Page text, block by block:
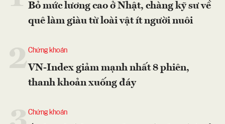
Bỏ mức lương cao ở Nhật, chàng kỹ sư về
quê làm giàu từ loài vật ít người nuôi
2Chứng khoán
VN-Index giảm mạnh nhất 8 phiên,
thanh khoản xuống đáy
Chứng khoán